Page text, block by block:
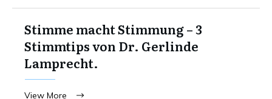
Stimme macht Stimmung – 3
Stimmtips von Dr. Gerlinde
Lamprecht.
View More